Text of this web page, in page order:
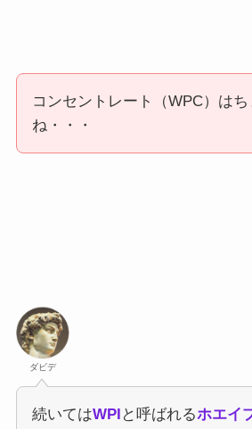
コンセントレート（WPC）は
ね・・・
ダビデ
続いてはWPI と呼ばれるホエイ